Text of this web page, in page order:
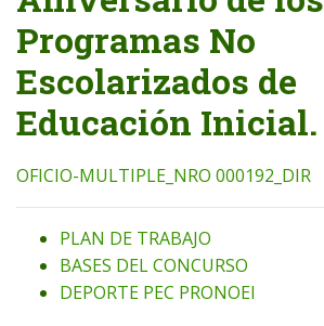
Programas No
Escolarizados de
Educación Inicial.
OFICIO-MULTIPLE_NRO 000192_DIR
PLAN DE TRABAJO
BASES DEL CONCURSO
DEPORTE PEC PRONOEI